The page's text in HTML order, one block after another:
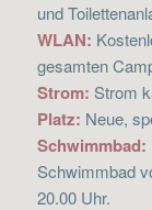
und
WLAN:
gesamten
Strom: Strom
Platz: Neue,
Schwimmbad:
Schwimmbad
20.00 Uhr.